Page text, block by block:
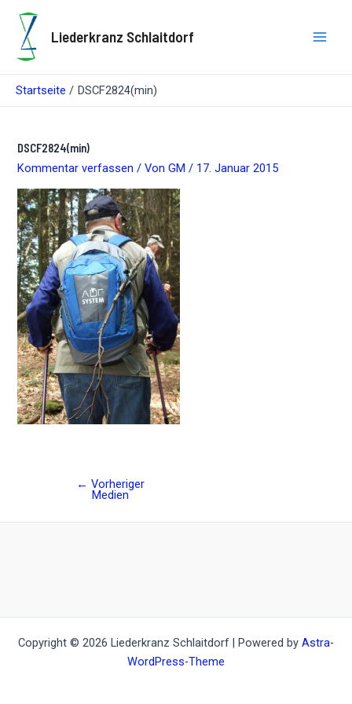
Inhalt
springen
Liederkranz Schlaitdorf
Startseite DSCF2824(min)
DSCF2824(min)
Kommentar verfassen / VonGM/ 17. Januar 2015
← Vorheriger
Medien
Copyright © 2026 Liederkranz Schlaitdorf | Powered by Astra-
WordPress-Theme